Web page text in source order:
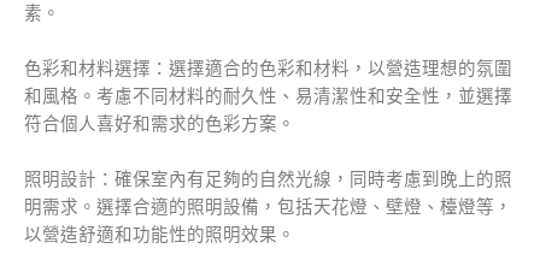
素。
色彩和材料選擇：選擇適合的色彩和材料，以營造理想的氛圍
和風格。考慮不同材料的耐久性、易清潔性和安全性，並選擇
符合個人喜好和需求的色彩方案。
照明設計：確保室內有足夠的自然光線，同時考慮到晚上的照
明需求。選擇合適的照明設備，包括天花燈、壁燈、檯燈等，
以營造舒適和功能性的照明效果。